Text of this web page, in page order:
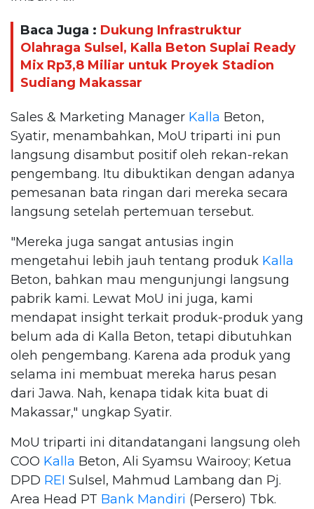
Baca Juga : Dukung Infrastruktur
Olahraga Sulsel, Kalla Beton Suplai Ready
Mix Rp3,8 Miliar untuk Proyek Stadion
Sudiang Makassar
Sales & Marketing Manager Kalla Beton,
Syatir, menambahkan, MoU triparti ini pun
langsung disambut positif oleh rekan-rekan
pengembang. Itu dibuktikan dengan adanya
pemesanan bata ringan dari mereka secara
langsung setelah pertemuan tersebut.
"Mereka juga sangat antusias ingin
mengetahui lebih jauh tentang produk Kalla
Beton, bahkan mau mengunjungi langsung
pabrik kami. Lewat MoU ini juga, kami
mendapat insight terkait produk-produk yang
belum ada di Kalla Beton, tetapi dibutuhkan
oleh pengembang. Karena ada produk yang
selama ini membuat mereka harus pesan
dari Jawa. Nah, kenapa tidak kita buat di
Makassar," ungkap Syatir.
MoU triparti ini ditandatangani langsung oleh
COO Kalla Beton, Ali Syamsu Wairooy; Ketua
DPD REI Sulsel, Mahmud Lambang dan Pj.
Area Head PT Bank Mandiri (Persero) Tbk.